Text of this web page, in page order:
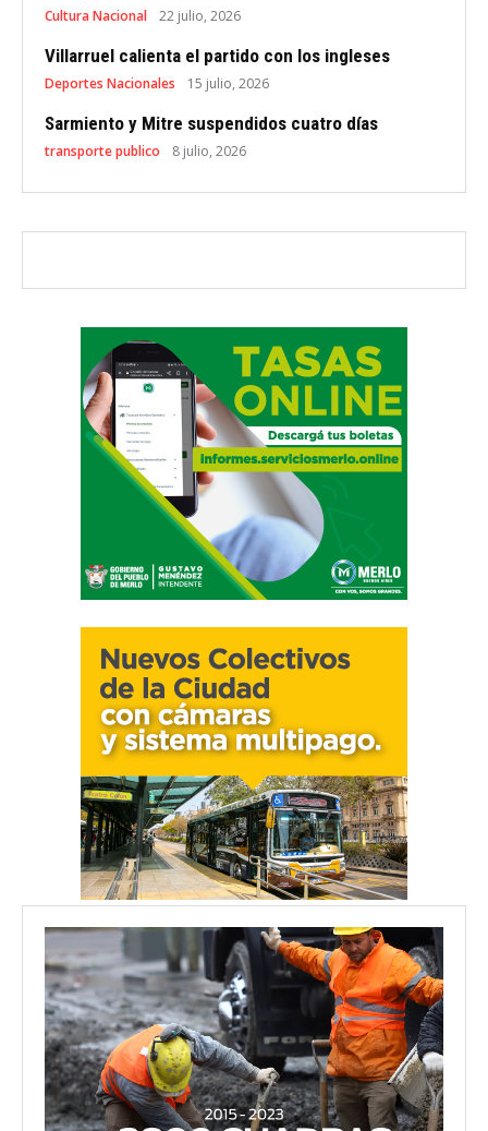
Cultura Nacional 22 julio, 2026
Villarruel calienta el partido con los ingleses
Deportes Nacionales 15 julio, 2026
Sarmiento y Mitre suspendidos cuatro días
transporte publico 8 julio, 2026